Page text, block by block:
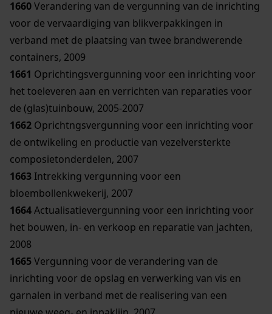
1660Verandering van de vergunning van de inrichting
voor de vervaardiging van blikverpakkingen in
verband met de plaatsing van twee brandwerende
containers, 2009
1661 Oprichtingsvergunning voor een inrichting voor
het toeleveren aan en verrichten van reparaties voor
de (glas)tuinbouw, 2005-2007
1662 Oprichtngsvergunning voor een inrichting voor
de ontwikeling en productie van vezelversterkte
composietonderdelen, 2007
1663 Intrekking vergunning voor een
bloembollenkwekerij, 2007
1664Actualisatievergunning voor een inrichting voor
het bouwen, in- en verkoop en reparatie van jachten,
2008
1665Vergunning voor de verandering van de
inrichting voor de opslag en verwerking van vis en
garnalen in verband met de realisering van een